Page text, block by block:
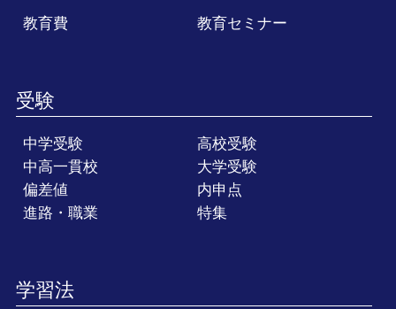
教育費 教育セミナー
受験
中学受験
高校受験
中高一貫校
大学受験
偏差値
内申点
進路・職業
特集
学習法